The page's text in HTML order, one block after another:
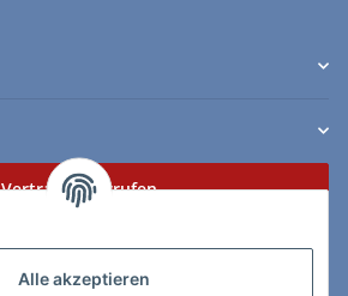
Alle akzeptieren
Vertrag widerrufen